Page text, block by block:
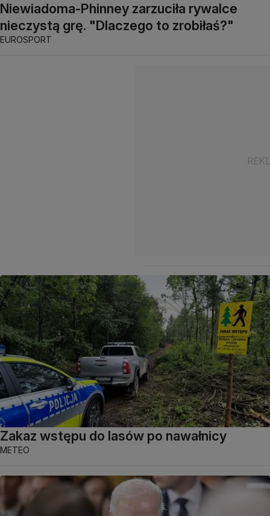
Niewiadoma-Phinney zarzuciła rywalce
nieczystą grę. "Dlaczego to zrobiłaś?"
EUROSPORT
Zakaz wstępu do lasów po nawałnicy
METEO